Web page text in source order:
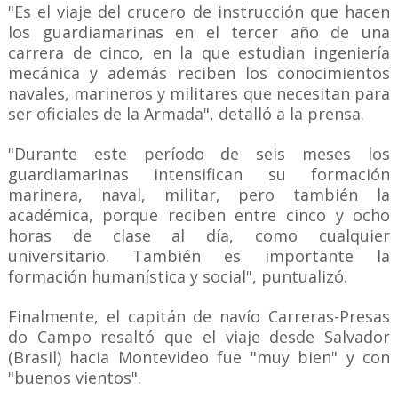
"Es el viaje del crucero de instrucción que hacen
los guardiamarinas en el tercer año de una
carrera de cinco, en la que estudian ingeniería
mecánica y además reciben los conocimientos
navales, marineros y militares que necesitan para
ser oficiales de la Armada", detalló a la prensa.
"Durante este período de seis meses los
guardiamarinas intensifican su formación
marinera, naval, militar, pero también la
académica, porque reciben entre cinco y ocho
horas de clase al día, como cualquier
universitario. También es importante la
formación humanística y social", puntualizó.
Finalmente, el capitán de navío Carreras-Presas
do Campo resaltó que el viaje desde Salvador
(Brasil) hacia Montevideo fue "muy bien" y con
"buenos vientos".